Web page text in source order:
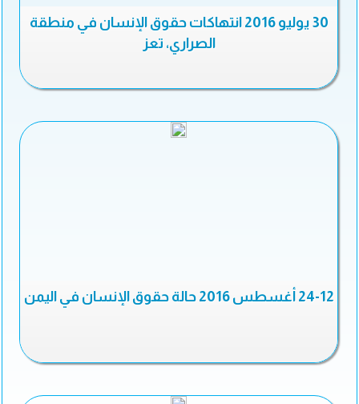
30 يوليو 2016 انتهاكات حقوق الإنسان في منطقة
الصراري، تعز
24-12 أغسطس 2016 حالة حقوق الإنسان في اليمن